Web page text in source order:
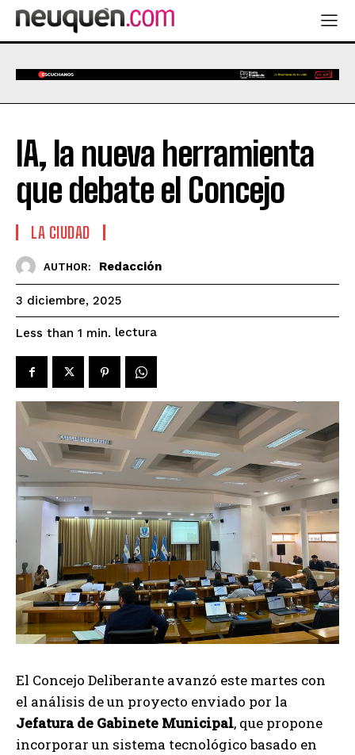
IA, la nueva herramienta
que debate el Concejo
LA CIUDAD
AUTHOR: Redacción
3 diciembre, 2025
Less than 1 min. lectura
El Concejo Deliberante avanzó este martes con
el análisis de un proyecto enviado por la
Jefatura de Gabinete Municipal, que propone
incorporar un sistema tecnológico basado en